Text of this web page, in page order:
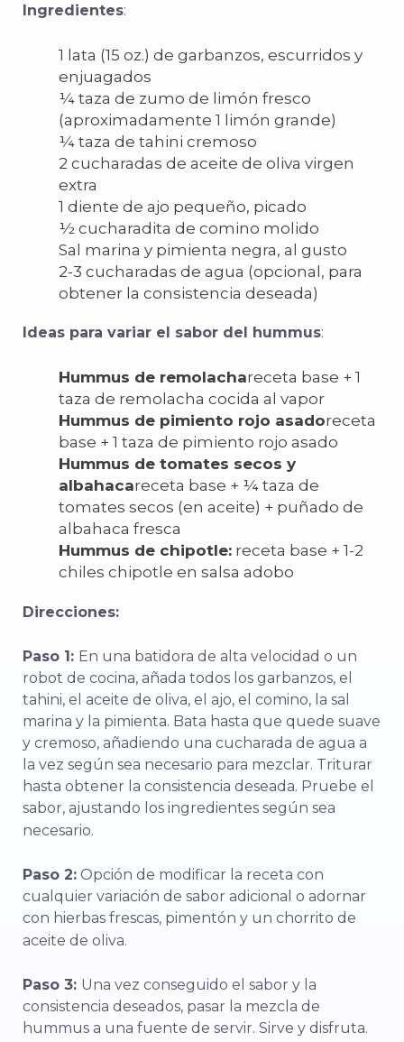
Ingredientes:
1 lata (15 oz.) de garbanzos, escurridos y
enjuagados
¼ taza de zumo de limón fresco
(aproximadamente 1 limón grande)
¼ taza de tahini cremoso
2 cucharadas de aceite de oliva virgen
extra
1 diente de ajo pequeño, picado
½ cucharadita de comino molido
Sal marina y pimienta negra, al gusto
2-3 cucharadas de agua (opcional, para
obtener la consistencia deseada)
Ideas para variar el sabor del hummus:
Hummus de remolachareceta base + 1
taza de remolacha cocida al vapor
Hummus de pimiento rojo asadoreceta
base + 1 taza de pimiento rojo asado
Hummus de tomates secos y
albahacareceta base + ¼ taza de
tomates secos (en aceite) + puñado de
albahaca fresca
Hummus de chipotle: receta base + 1-2
chiles chipotle en salsa adobo
Direcciones:
Paso 1: En una batidora de alta velocidad o un
robot de cocina, añada todos los garbanzos, el
tahini, el aceite de oliva, el ajo, el comino, la sal
marina y la pimienta. Bata hasta que quede suave
y cremoso, añadiendo una cucharada de agua a
la vez según sea necesario para mezclar. Triturar
hasta obtener la consistencia deseada. Pruebe el
sabor, ajustando los ingredientes según sea
necesario.
Paso 2: Opción de modificar la receta con
cualquier variación de sabor adicional o adornar
con hierbas frescas, pimentón y un chorrito de
aceite de oliva.
Paso 3: Una vez conseguido el sabor y la
consistencia deseados, pasar la mezcla de
hummus a una fuente de servir. Sirve y disfruta.